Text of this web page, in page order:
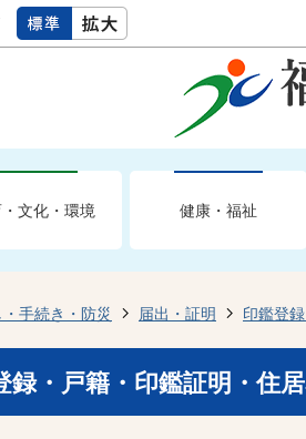
文化・環境 健康・福祉
・手続き・防災 届出・証明 印鑑登
・戸籍・印鑑証明・住居